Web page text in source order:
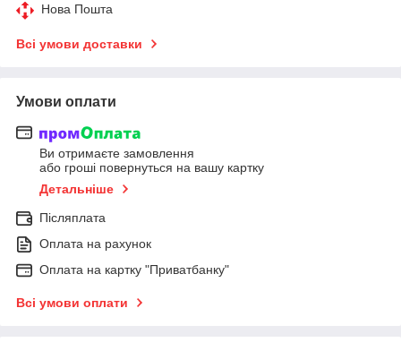
Нова Пошта
Всі умови доставки
Умови оплати
Ви отримаєте замовлення
або гроші повернуться на вашу картку
Детальніше
Післяплата
Оплата на рахунок
Оплата на картку "Приватбанку"
Всі умови оплати